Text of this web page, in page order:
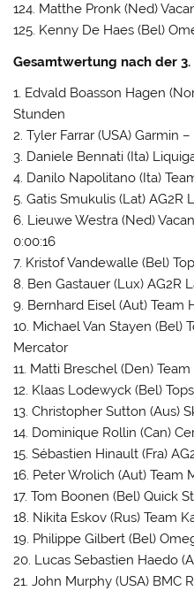
124. Matthe Pronk (Ned)
125. Kenny De Haes (Bel)
Gesamtwertung nach der 3.
1. Edvald Boasson Hagen
Stunden
2. Tyler Farrar (USA) Garmin
3. Daniele Bennati (Ita)
4. Danilo Napolitano (Ita)
5. Gatis Smukulis (Lat) AG2R
6. Lieuwe Westra (Ned)
0:00:16
7. Kristof Vandewalle (Bel)
8. Ben Gastauer (Lux) AG2R
9. Bernhard Eisel (Aut) Team
10. Michael Van Stayen (Bel)
Mercator
11. Matti Breschel (Den)
12. Klaas Lodewyck (Bel)
13. Christopher Sutton (Aus)
14. Dominique Rollin (Can)
15. Sébastien Hinault (Fra)
16. Peter Wrolich (Aut) Team
17. Tom Boonen (Bel) Quick
18. Nikita Eskov (Rus) Team
19. Philippe Gilbert (Bel)
20. Lucas Sebastien Haedo
21. John Murphy (USA) BMC